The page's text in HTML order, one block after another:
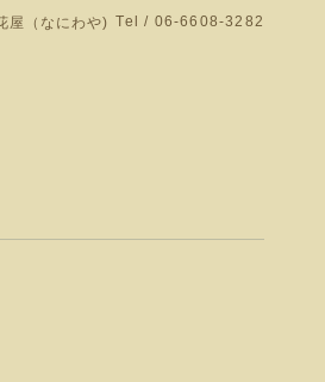
屋（なにわや) Tel / 06-6608-3282
店です。